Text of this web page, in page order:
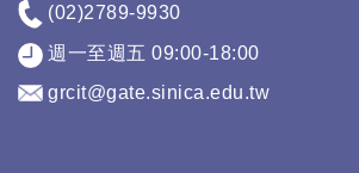
(02)2789-9930
週一至週五 09:00-18:00
grcit@gate.sinica.edu.tw